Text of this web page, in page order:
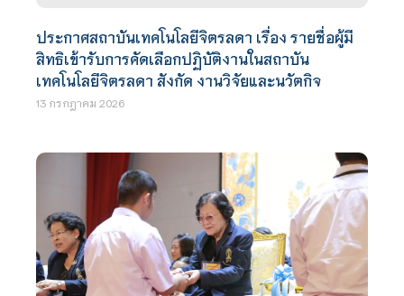
ประกาศสถาบันเทคโนโลยีจิตรลดา เรื่อง รายชื่อผู้มี
สิทธิเข้ารับการคัดเลือกปฏิบัติงานในสถาบัน
เทคโนโลยีจิตรลดา สังกัด งานวิจัยและนวัตกิจ
13 กรกฎาคม 2026